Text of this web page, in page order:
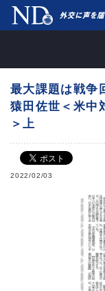
最大課題は戦
猿田佐世＜米中
＞上
2022/02/03